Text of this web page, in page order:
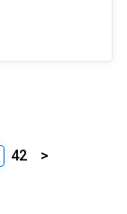
42 >